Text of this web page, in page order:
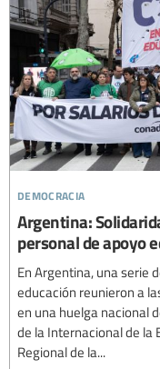
democracia
Argentina:
personal de apoyo
En Argentina, una serie
educación reunieron a
en una huelga nacional
de la Internacional de la
Regional de la...